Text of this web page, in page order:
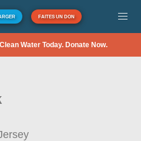
FAITES UN DON
Water Today. Donate Now.